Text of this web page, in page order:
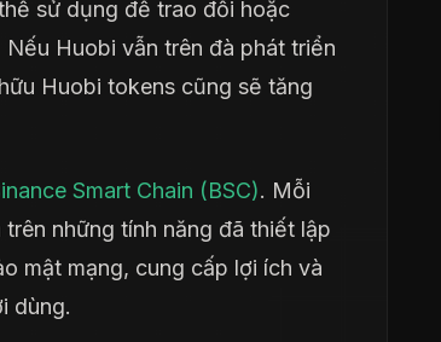
sử dụng để trao đổi hoặc
Huobi vẫn trên đà phát triển
Huobi tokens cũng sẽ tăng
Smart Chain (BSC). Mỗi
những tính năng đã thiết lập
mật mạng, cung cấp lợi ích và
dùng.